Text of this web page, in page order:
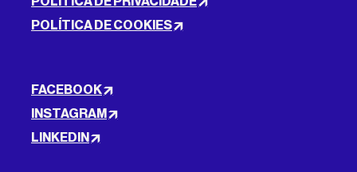
POLÍTICA DE COOKIES
FACEBOOK
INSTAGRAM
LINKEDIN